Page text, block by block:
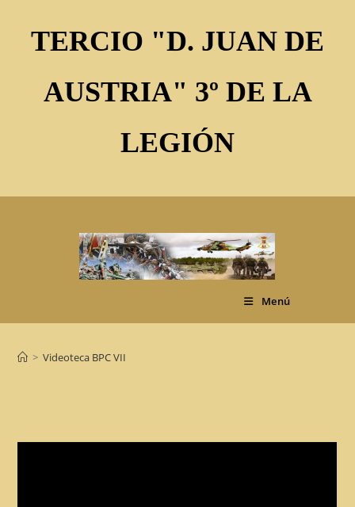
contenidoTERCIO "D. JUAN DE
AUSTRIA" 3º DE LA
LEGIÓN
Menú
> Videoteca BPC VII